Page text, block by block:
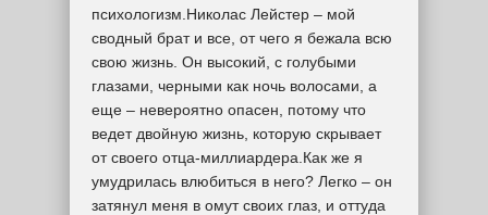
психологизм.Николас Лейстер – мой
сводный брат и все, от чего я бежала всю
свою жизнь. Он высокий, с голубыми
глазами, черными как ночь волосами, а
еще – невероятно опасен, потому что
ведет двойную жизнь, которую скрывает
от своего отца-миллиардера.Как же я
умудрилась влюбиться в него? Легко – он
затянул меня в омут своих глаз, и оттуда